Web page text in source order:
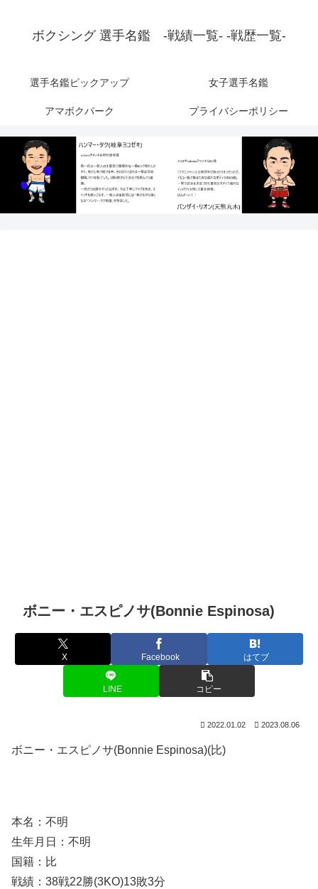
ボクシング 選手名鑑 -戦績一覧- -戦歴一覧-
選手名鑑ピックアップ 女子選手名鑑
アマボクパーク プライバシーポリシー
ボニー・エスピノサ(Bonnie Espinosa)
X Facebook はてブ
LINE コピー
2022.01.02 2023.08.06
ボニー・エスピノサ(Bonnie Espinosa)(比)
本名：不明
生年月日：不明
国籍：比
戦績：38戦22勝(3KO)13敗3分